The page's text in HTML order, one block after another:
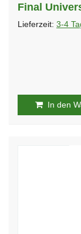
Final
Lieferzeit: 3-4
In den